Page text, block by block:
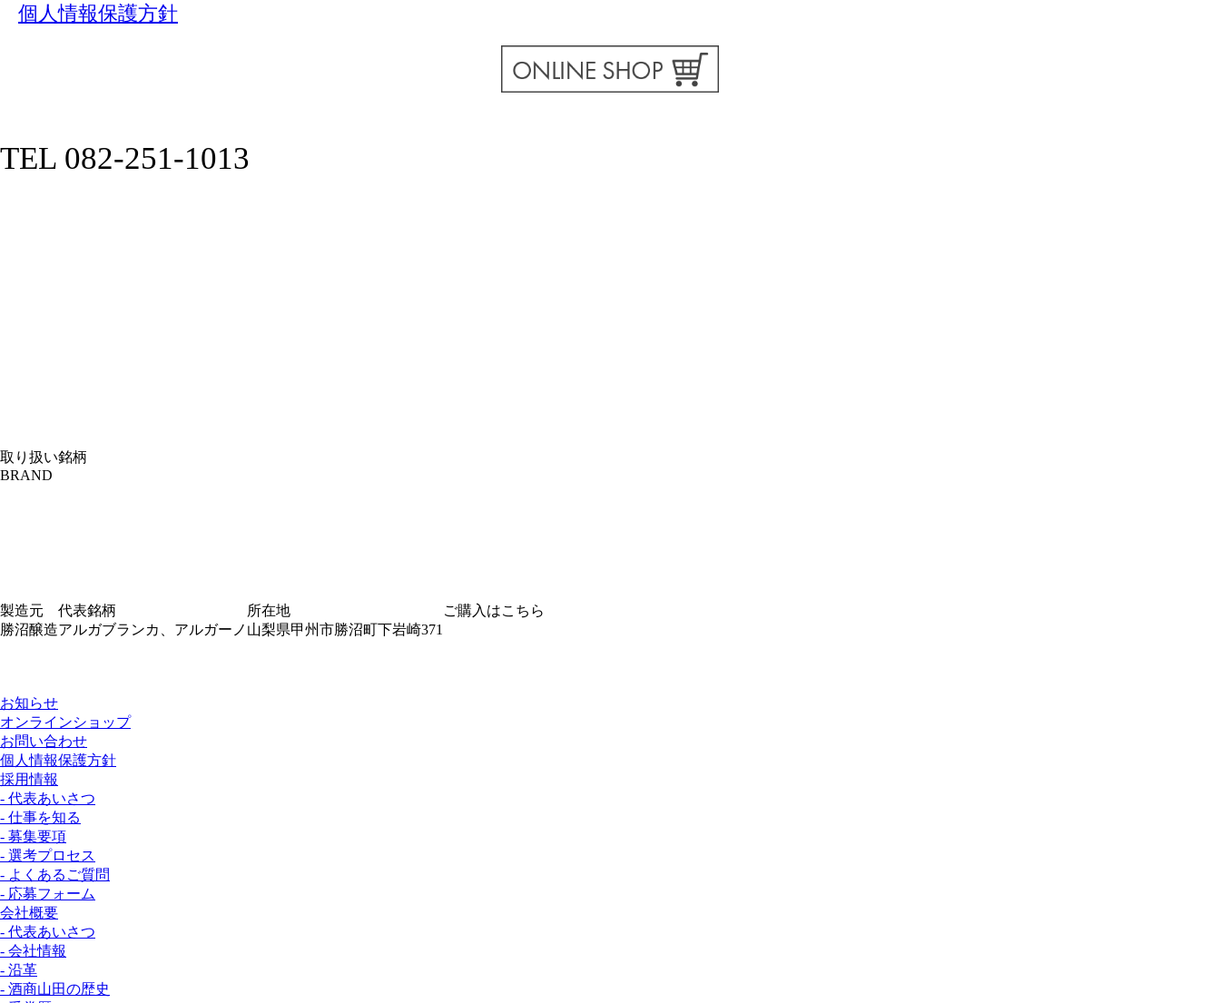
個人情報保護方針
TEL 082-251-1013
取り扱い銘柄
BRAND
製造元 代表銘柄 所在地
ご購入はこちら
勝沼醸造アルガブランカ、アルガーノ 山梨県甲州市勝沼町下岩崎371
お知らせ
オンラインショップ
お問い合わせ
個人情報保護方針
採用情報
- 代表あいさつ
- 仕事を知る
- 募集要項
- 選考プロセス
- よくあるご質問
- 応募フォーム
会社概要
- 代表あいさつ
- 会社情報
- 沿革
- 酒商山田の歴史